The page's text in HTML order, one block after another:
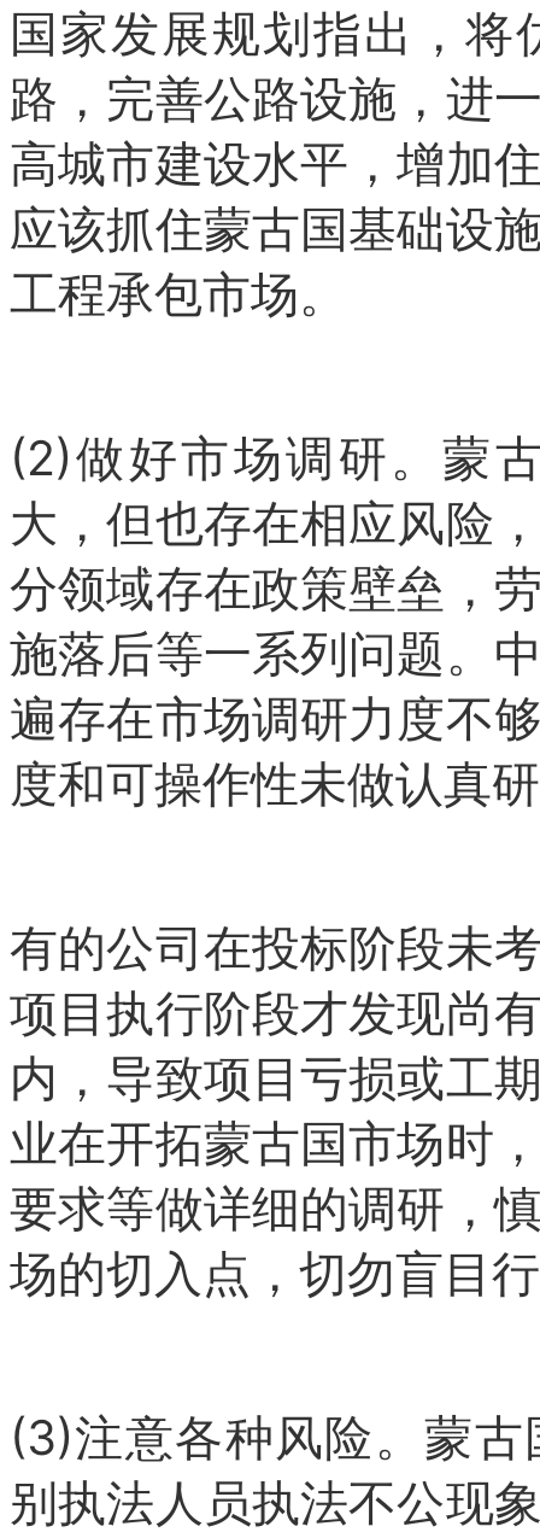
国家发展规划指出，
路，完善公路设施，进
高城市建设水平，增加
应该抓住蒙古国基础设
工程承包市场。
(2)做好市场调研。蒙
大，但也存在相应风险
分领域存在政策壁垒，
施落后等一系列问题。
遍存在市场调研力度不
度和可操作性未做认真
有的公司在投标阶段未
项目执行阶段才发现尚
内，导致项目亏损或工
业在开拓蒙古国市场时
要求等做详细的调研，
场的切入点，切勿盲目
(3)注意各种风险。蒙
别执法人员执法不公现